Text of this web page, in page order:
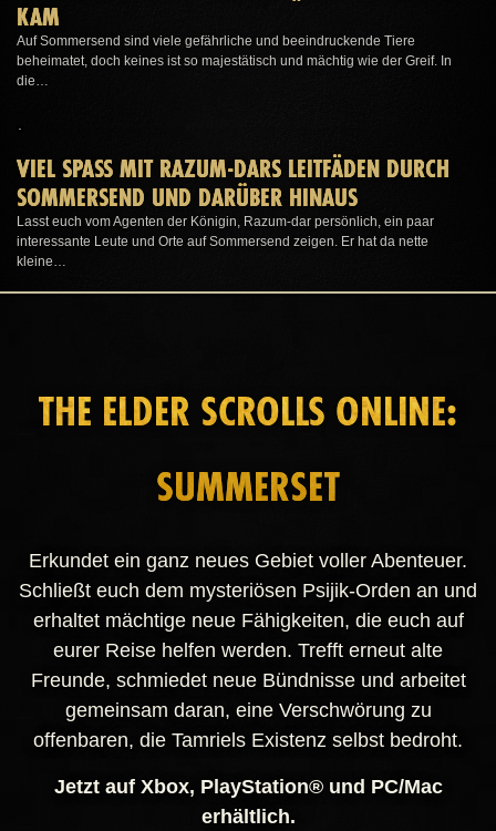
KAM
Auf Sommersend sind viele gefährliche und beeindruckende Tiere
beheimatet, doch keines ist so majestätisch und mächtig wie der Greif. In
die…
VIEL SPASS MIT RAZUM-DARS LEITFÄDEN DURCH S
OMMERSEND UND DARÜBER HINAUS
Lasst euch vom Agenten der Königin, Razum-dar persönlich, ein paar
interessante Leute und Orte auf Sommersend zeigen. Er hat da nette
kleine…
THE ELDER SCROLLS ONLINE:
SUMMERSET
Erkundet ein ganz neues Gebiet voller Abenteuer.
Schließt euch dem mysteriösen Psijik-Orden an und
erhaltet mächtige neue Fähigkeiten, die euch auf
eurer Reise helfen werden. Trefft erneut alte
Freunde, schmiedet neue Bündnisse und arbeitet
gemeinsam daran, eine Verschwörung zu
offenbaren, die Tamriels Existenz selbst bedroht.
Jetzt auf Xbox, PlayStation® und PC/Mac
erhältlich.